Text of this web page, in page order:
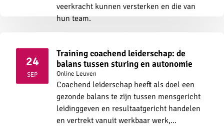
veerkracht kunnen versterken en die van
hun team.
24
SEP2026
Training coachend leiderschap: de
balans tussen sturing en autonomie
Online Leuven
Coachend leiderschap heeft als doel een
gezonde balans te zijn tussen mensgericht
leidinggeven en resultaatgericht handelen
en vertrekt vanuit werkbaar werk,